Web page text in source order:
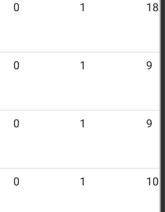
0 1 18
0 1 9
0 1 9
0 1 10